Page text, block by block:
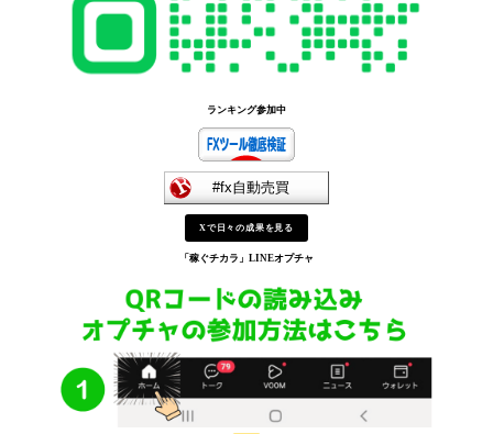
ランキング参加中
Xで日々の成果を見る
「稼ぐチカラ」 LINEオプチャ